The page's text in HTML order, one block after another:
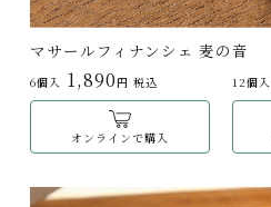
マサールフィナンシェ 麦の音
6個入 1,890 円 税込
オンラインで購入
12個入